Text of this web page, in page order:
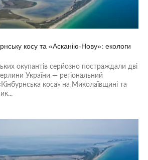
косу та «Асканію-Нову»: екологи
окупантів серйозно постраждали дві
України — регіональний
коса» на Миколаївщині та